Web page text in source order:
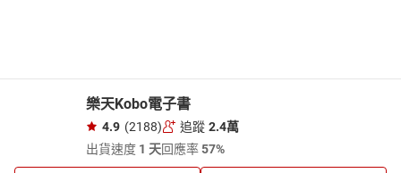
樂天Kobo電子書
4.9 (2188) 追蹤 2.4萬
出貨速度 1 天回應率57%